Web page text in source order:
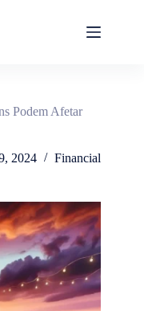
Podem Afetar
2024 Financial